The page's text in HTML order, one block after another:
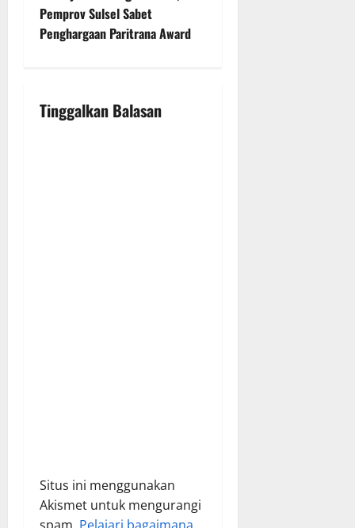
n
a
i
Pemprov Sulsel Sabet
Penghargaan Paritrana Award
Tinggalkan Balasan
Situs ini menggunakan
Akismet untuk mengurangi